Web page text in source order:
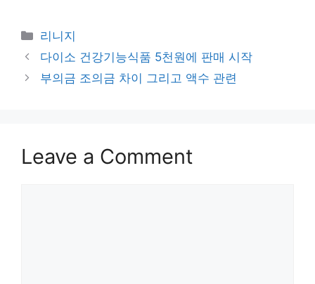
Categories
리니지
다이소 건강기능식품 5천원에 판매 시작
부의금 조의금 차이 그리고 액수 관련
Leave a Comment